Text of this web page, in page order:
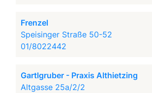
Frenzel
Speisinger Straße 50-52
01/8022442
Gartlgruber - Praxis Althietzing
Altgasse 25a/2/2